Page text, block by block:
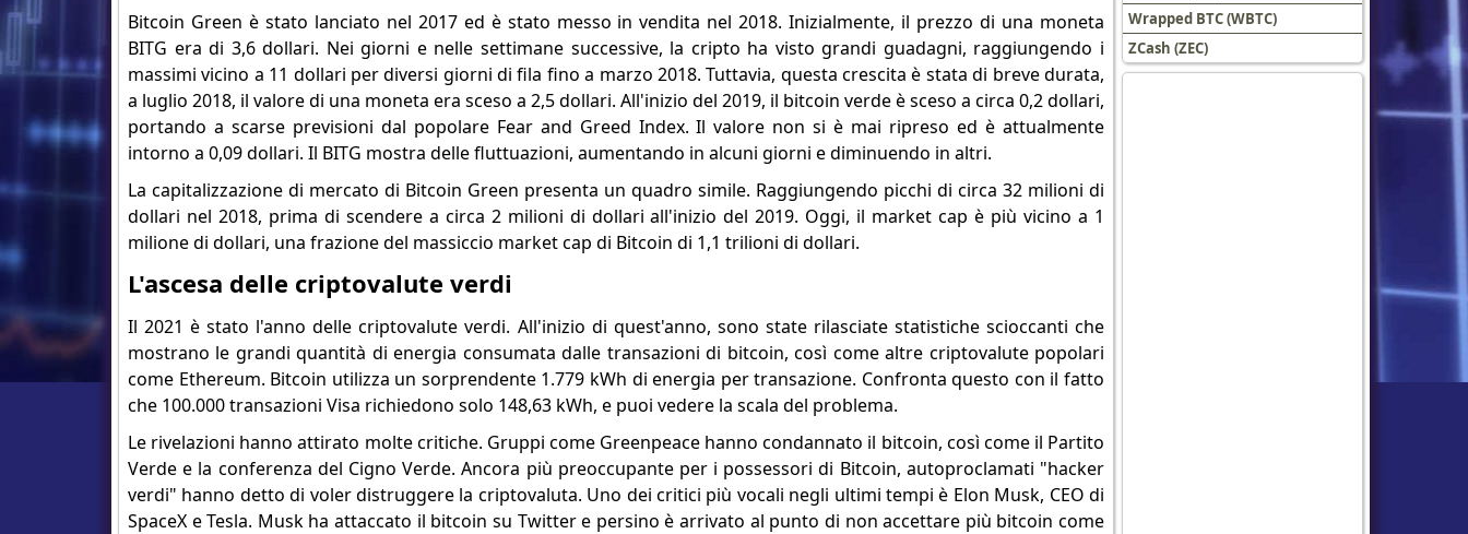
Wrapped BTC (WBTC)
ZCash (ZEC)
Bitcoin Green è stato lanciato nel 2017 ed è stato messo in vendita nel 2018. Inizialmente, il prezzo di una moneta
BITG era di 3,6 dollari. Nei giorni e nelle settimane successive, la cripto ha visto grandi guadagni, raggiungendo i
massimi vicino a 11 dollari per diversi giorni di fila fino a marzo 2018. Tuttavia, questa crescita è stata di breve durata,
a luglio 2018, il valore di una moneta era sceso a 2,5 dollari. All'inizio del 2019, il bitcoin verde è sceso a circa 0,2 dollari,
portando a scarse previsioni dal popolare Fear and Greed Index. Il valore non si è mai ripreso ed è attualmente
intorno a 0,09 dollari. Il BITG mostra delle fluttuazioni, aumentando in alcuni giorni e diminuendo in altri.
La capitalizzazione di mercato di Bitcoin Green presenta un quadro simile. Raggiungendo picchi di circa 32 milioni di
dollari nel 2018, prima di scendere a circa 2 milioni di dollari all'inizio del 2019. Oggi, il market cap è più vicino a 1
milione di dollari, una frazione del massiccio market cap di Bitcoin di 1,1 trilioni di dollari.
L'ascesa delle criptovalute verdi
Il 2021 è stato l'anno delle criptovalute verdi. All'inizio di quest'anno, sono state rilasciate statistiche scioccanti che
mostrano le grandi quantità di energia consumata dalle transazioni di bitcoin, così come altre criptovalute popolari
come Ethereum. Bitcoin utilizza un sorprendente 1.779 kWh di energia per transazione. Confronta questo con il fatto
che 100.000 transazioni Visa richiedono solo 148,63 kWh, e puoi vedere la scala del problema.
Le rivelazioni hanno attirato molte critiche. Gruppi come Greenpeace hanno condannato il bitcoin, così come il Partito
Verde e la conferenza del Cigno Verde. Ancora più preoccupante per i possessori di Bitcoin, autoproclamati "hacker
verdi" hanno detto di voler distruggere la criptovaluta. Uno dei critici più vocali negli ultimi tempi è Elon Musk, CEO di
SpaceX e Tesla. Musk ha attaccato il bitcoin su Twitter e persino è arrivato al punto di non accettare più bitcoin come